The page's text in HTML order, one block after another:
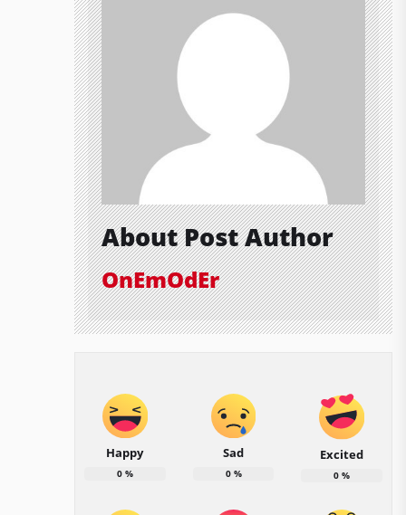
About Post Author
OnEmOdEr
Happy
0%
Sad
0%
Excited
0 %